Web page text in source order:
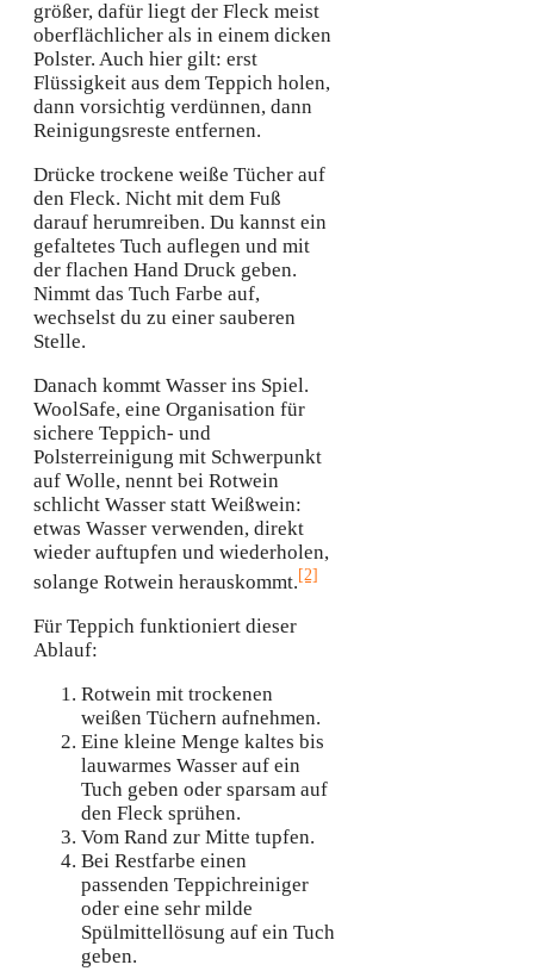
größer, dafür liegt der Fleck meist
oberflächlicher als in einem dicken
Polster. Auch hier gilt: erst
Flüssigkeit aus dem Teppich holen,
dann vorsichtig verdünnen, dann
Reinigungsreste entfernen.
Drücke trockene weiße Tücher auf
den Fleck. Nicht mit dem Fuß
darauf herumreiben. Du kannst ein
gefaltetes Tuch auflegen und mit
der flachen Hand Druck geben.
Nimmt das Tuch Farbe auf,
wechselst du zu einer sauberen
Stelle.
Danach kommt Wasser ins Spiel.
WoolSafe, eine Organisation für
sichere Teppich- und
Polsterreinigung mit Schwerpunkt
auf Wolle, nennt bei Rotwein
schlicht Wasser statt Weißwein:
etwas Wasser verwenden, direkt
wieder auftupfen und wiederholen,
solange Rotwein herauskommt.[2]
Für Teppich funktioniert dieser
Ablauf:
Rotwein mit trockenen
weißen Tüchern aufnehmen.
Eine kleine Menge kaltes bis
lauwarmes Wasser auf ein
Tuch geben oder sparsam auf
den Fleck sprühen.
Vom Rand zur Mitte tupfen.
Bei Restfarbe einen
passenden Teppichreiniger
oder eine sehr milde
Spülmittellösung auf ein Tuch
geben.